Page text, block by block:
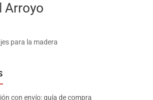
Arroyo
para la madera
con envío: guía de compra